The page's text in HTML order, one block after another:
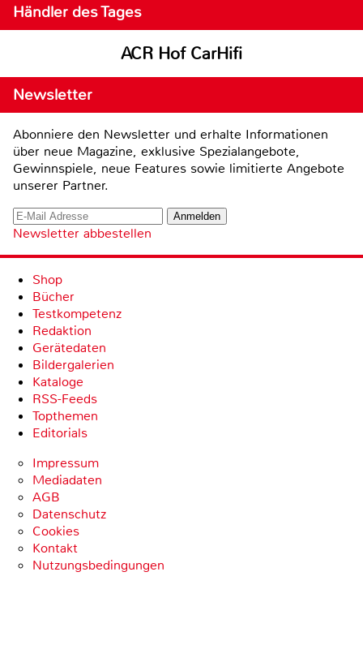
Händler des Tages
ACR Hof CarHifi
Newsletter
Abonniere den Newsletter und erhalte Informationen
über neue Magazine, exklusive Spezialangebote,
Gewinnspiele, neue Features sowie limitierte Angebote
unserer Partner.
Newsletter abbestellen
Shop
Bücher
Testkompetenz
Redaktion
Gerätedaten
Bildergalerien
Kataloge
RSS-Feeds
Topthemen
Editorials
Impressum
Mediadaten
AGB
Datenschutz
Cookies
Kontakt
Nutzungsbedingungen